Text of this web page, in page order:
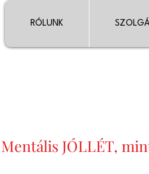
RÓLUNK
Mentális JÓLLÉT,